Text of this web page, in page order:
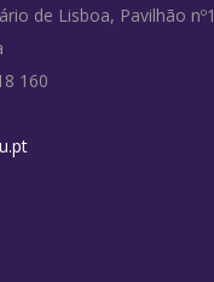
de Lisboa, Pavilhão nº1
160